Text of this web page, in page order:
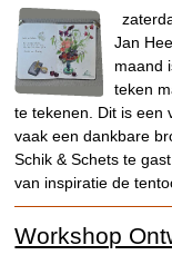
Jan
maand
teken
te tekenen. Dit is een
vaak een dankbare
Schik & Schets te
van inspiratie de
Workshop